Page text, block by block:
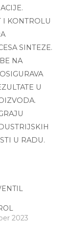
I KONTROLU
SINTEZE.
NA
U
U RADU.
2023